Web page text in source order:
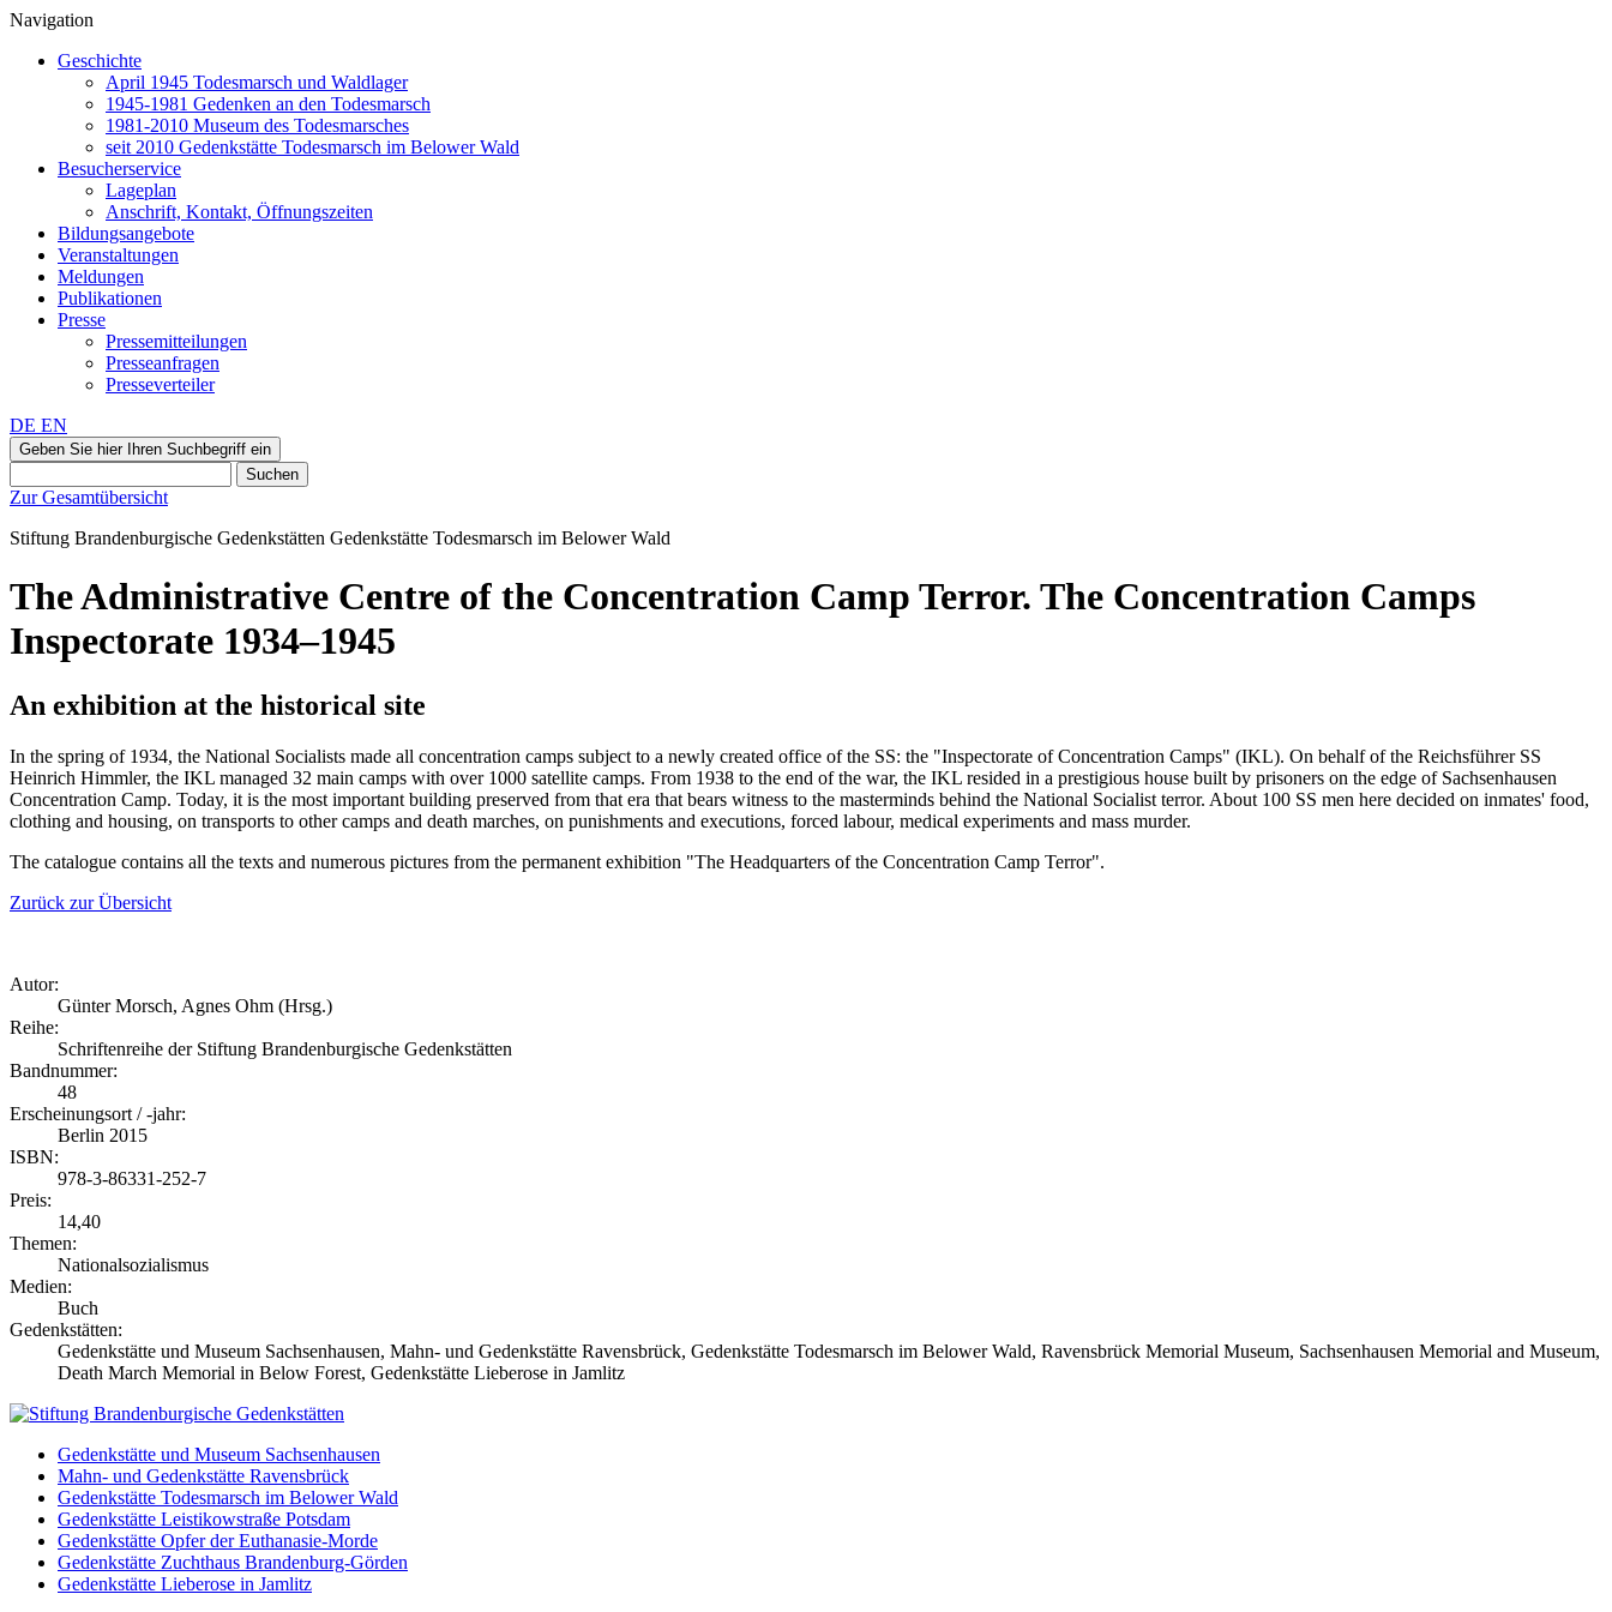
Navigation
Geschichte
April 1945 Todesmarsch und Waldlager
1945-1981 Gedenken an den Todesmarsch
1981-2010 Museum des Todesmarsches
seit 2010 Gedenkstätte Todesmarsch im Belower Wald
Besucherservice
Lageplan
Anschrift, Kontakt, Öffnungszeiten
Bildungsangebote
Veranstaltungen
Meldungen
Publikationen
Presse
Pressemitteilungen
Presseanfragen
Presseverteiler
DE EN
Geben Sie hier Ihren Suchbegriff ein
Suchen
Zur Gesamtübersicht
Stiftung Brandenburgische Gedenkstätten Gedenkstätte Todesmarsch im Belower Wald
The Administrative Centre of the Concentration Camp Terror. The Concentration Camps
Inspectorate 1934–1945
An exhibition at the historical site
In the spring of 1934, the National Socialists made all concentration camps subject to a newly created office of the SS: the "Inspectorate of Concentration Camps" (IKL). On behalf of the Reichsführer SS
Heinrich Himmler, the IKL managed 32 main camps with over 1000 satellite camps. From 1938 to the end of the war, the IKL resided in a prestigious house built by prisoners on the edge of Sachsenhausen
Concentration Camp. Today, it is the most important building preserved from that era that bears witness to the masterminds behind the National Socialist terror. About 100 SS men here decided on inmates' food,
clothing and housing, on transports to other camps and death marches, on punishments and executions, forced labour, medical experiments and mass murder.
The catalogue contains all the texts and numerous pictures from the permanent exhibition "The Headquarters of the Concentration Camp Terror".
Zurück zur Übersicht
Autor:
Günter Morsch, Agnes Ohm (Hrsg.)
Reihe:
Schriftenreihe der Stiftung Brandenburgische Gedenkstätten
Bandnummer:
48
Erscheinungsort / -jahr:
Berlin 2015
ISBN:
978-3-86331-252-7
Preis:
14,40
Themen:
Nationalsozialismus
Medien:
Buch
Gedenkstätten:
Gedenkstätte und Museum Sachsenhausen, Mahn- und Gedenkstätte Ravensbrück, Gedenkstätte Todesmarsch im Belower Wald, Ravensbrück Memorial Museum, Sachsenhausen Memorial and Museum,
Death March Memorial in Below Forest, Gedenkstätte Lieberose in Jamlitz
Gedenkstätte und Museum Sachsenhausen
Mahn- und Gedenkstätte Ravensbrück
Gedenkstätte Todesmarsch im Belower Wald
Gedenkstätte Leistikowstraße Potsdam
Gedenkstätte Opfer der Euthanasie-Morde
Gedenkstätte Zuchthaus Brandenburg-Görden
Gedenkstätte Lieberose in Jamlitz